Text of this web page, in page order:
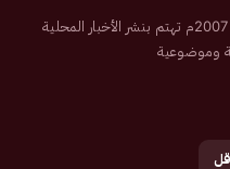
صحيفة إلكترونية سعودية تم تأسيسها عام 2007م تهتم بنشر الأخبار المحلية
وموضوعية